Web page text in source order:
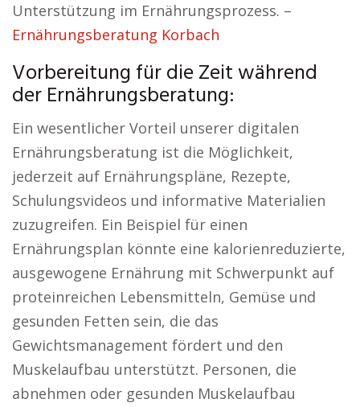
Unterstützung im Ernährungsprozess. –
Ernährungsberatung Korbach
Vorbereitung für die Zeit während
der Ernährungsberatung:
Ein wesentlicher Vorteil unserer digitalen
Ernährungsberatung ist die Möglichkeit,
jederzeit auf Ernährungspläne, Rezepte,
Schulungsvideos und informative Materialien
zuzugreifen. Ein Beispiel für einen
Ernährungsplan könnte eine kalorienreduzierte,
ausgewogene Ernährung mit Schwerpunkt auf
proteinreichen Lebensmitteln, Gemüse und
gesunden Fetten sein, die das
Gewichtsmanagement fördert und den
Muskelaufbau unterstützt. Personen, die
abnehmen oder gesunden Muskelaufbau